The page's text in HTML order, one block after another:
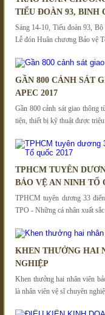
TIỂU ĐOÀN 93, BINH
Sáng 14-10, Tiểu đoàn 93,
Lễ đón Huân chương Bảo vệ
GẦN 800 CẢNH SÁT
APEC 2017
Gần 800 cảnh sát giao thông
tiện, thiết bị kỹ thuật được triệu
TPHCM TUYÊN
BẢO VỆ AN NINH TỔ
TPHCM tuyên dương 33
TPO - Những cá nhân xuất
KHEN THƯỞNG HAI
NGHIỆP
Khen thưởng hai nhân viên
là nhân viên vệ sĩ chuyên